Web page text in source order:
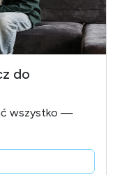
do
wszystko —